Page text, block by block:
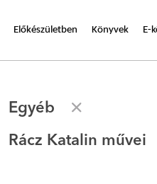
Előkészületben Könyvek E-
Egyéb
Rácz Katalin művei